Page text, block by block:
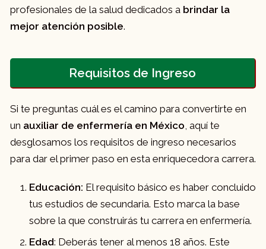
profesionales de la salud dedicados a brindar la
mejor atención posible.
Requisitos de Ingreso
Si te preguntas cuál es el camino para convertirte en
un auxiliar de enfermería en México , aquí te
desglosamos los requisitos de ingreso necesarios
para dar el primer paso en esta enriquecedora carrera.
Educación: El requisito básico es haber concluido
tus estudios de secundaria. Esto marca la base
sobre la que construirás tu carrera en enfermería.
Edad: Deberás tener al menos 18 años. Este